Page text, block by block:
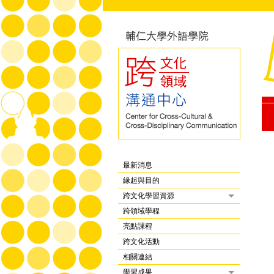
最新消息
緣起與目的
跨文化學習資源
跨領域學程
亮點課程
跨文化活動
相關連結
學習成果